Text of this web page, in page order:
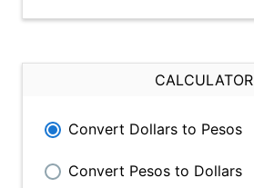
CALCULATOR
Convert Dollars to Pesos
Convert Pesos to Dollars